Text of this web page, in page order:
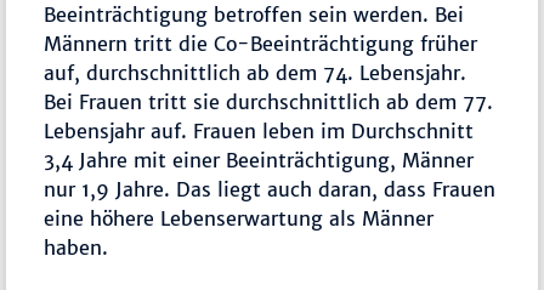
Beeinträchtigung betroffen sein werden. Bei
Männern tritt die Co-Beeinträchtigung früher
auf, durchschnittlich ab dem 74. Lebensjahr.
Bei Frauen tritt sie durchschnittlich ab dem 77.
Lebensjahr auf. Frauen leben im Durchschnitt
3,4 Jahre mit einer Beeinträchtigung, Männer
nur 1,9 Jahre. Das liegt auch daran, dass Frauen
eine höhere Lebenserwartung als Männer
haben.